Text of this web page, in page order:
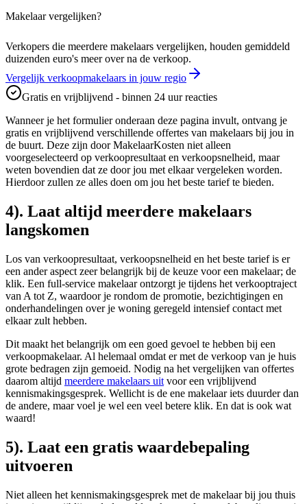
Makelaar vergelijken?
Verkopers die meerdere makelaars vergelijken, houden gemiddeld
duizenden euro's meer over na de verkoop.
Vergelijk verkoopmakelaars in jouw regio
Gratis en vrijblijvend - binnen 24 uur reacties
Wanneer je het formulier onderaan deze pagina invult, ontvang je
gratis en vrijblijvend verschillende offertes van makelaars bij jou in
de buurt. Deze zijn door MakelaarKosten niet alleen
voorgeselecteerd op verkoopresultaat en verkoopsnelheid, maar
weten bovendien dat ze door jou met elkaar vergeleken worden.
Hierdoor zullen ze alles doen om jou het beste tarief te bieden.
4). Laat altijd meerdere makelaars
langskomen
Los van verkoopresultaat, verkoopsnelheid en het beste tarief is er
een ander aspect zeer belangrijk bij de keuze voor een makelaar; de
klik. Een full-service makelaar ontzorgt je tijdens het verkooptraject
van A tot Z, waardoor je rondom de promotie, bezichtigingen en
onderhandelingen over je woning geregeld intensief contact met
elkaar zult hebben.
Dit maakt het belangrijk om een goed gevoel te hebben bij een
verkoopmakelaar. Al helemaal omdat er met de verkoop van je huis
grote bedragen zijn gemoeid. Nodig na het vergelijken van offertes
daarom altijd meerdere makelaars uit voor een vrijblijvend
kennismakingsgesprek. Wellicht is de ene makelaar iets duurder dan
de andere, maar voel je wel een veel betere klik. En dat is ook wat
waard!
5). Laat een gratis waardebepaling
uitvoeren
Niet alleen het kennismakingsgesprek met de makelaar bij jou thuis